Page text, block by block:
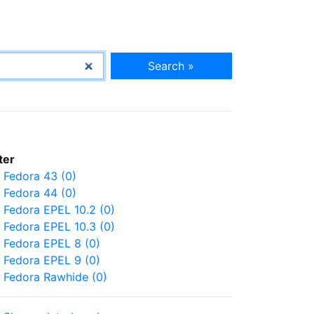
Search »
Fedora 43 (0)
Fedora 44 (0)
Fedora EPEL 10.2 (0)
Fedora EPEL 10.3 (0)
Fedora EPEL 8 (0)
Fedora EPEL 9 (0)
Fedora Rawhide (0)